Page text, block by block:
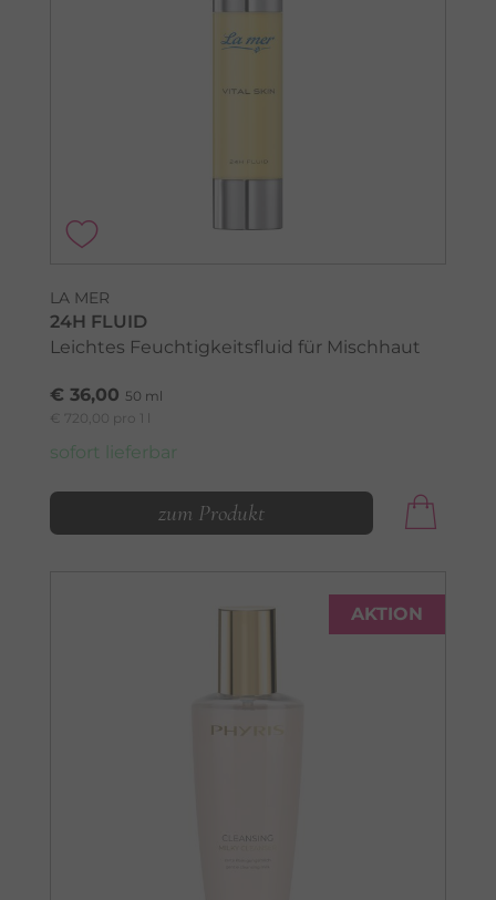
LA MER
24H FLUID
Leichtes Feuchtigkeitsfluid für Mischhaut
€ 36,00 50 ml
€ 720,00 pro 1 l
sofort lieferbar
zum Produkt
AKTION